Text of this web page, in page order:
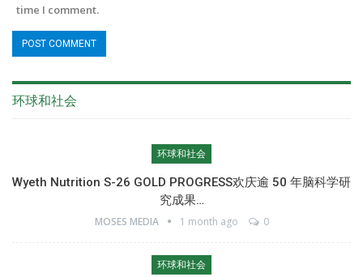
time I comment.
环球和社会
环球和社会
Wyeth Nutrition S-26 GOLD PROGRESS欢庆逾 50 年脑科学研
究成果…
MOSES MEDIA 1 month ago 0
环球和社会